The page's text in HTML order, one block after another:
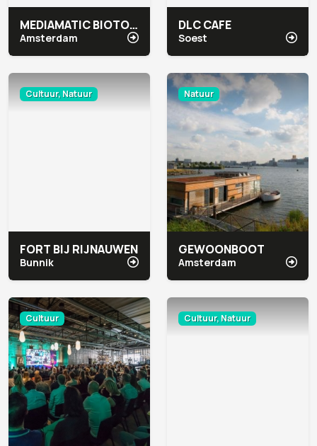
MEDIAMATIC BIOTOOP
Amsterdam
DLC CAFE
Soest
Cultuur, Natuur
FORT BIJ RIJNAUWEN
Bunnik
Natuur
GEWOONBOOT
Amsterdam
Cultuur Cultuur, Natuur